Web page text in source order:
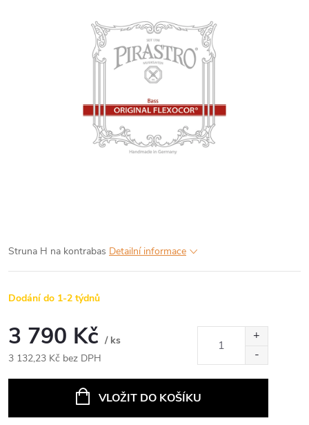
Struna H na kontrabas Detailní informace
Dodání do 1-2 týdnů
3 790 Kč / ks
3 132,23 Kč bez DPH
VLOŽIT DO KOŠÍKU